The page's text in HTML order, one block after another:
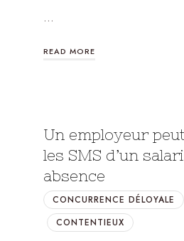
…
READ MORE
Un employeur
les SMS d’un
absence
CONCURRENCE DÉLOYALE
CONTENTIEUX